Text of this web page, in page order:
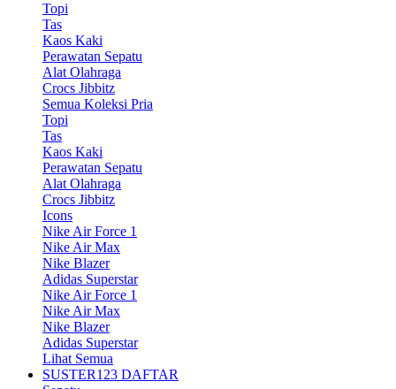
Topi
Tas
Kaos Kaki
Perawatan Sepatu
Alat Olahraga
Crocs Jibbitz
Semua Koleksi Pria
Topi
Tas
Kaos Kaki
Perawatan Sepatu
Alat Olahraga
Crocs Jibbitz
Icons
Nike Air Force 1
Nike Air Max
Nike Blazer
Adidas Superstar
Nike Air Force 1
Nike Air Max
Nike Blazer
Adidas Superstar
Lihat Semua
SUSTER123 DAFTAR